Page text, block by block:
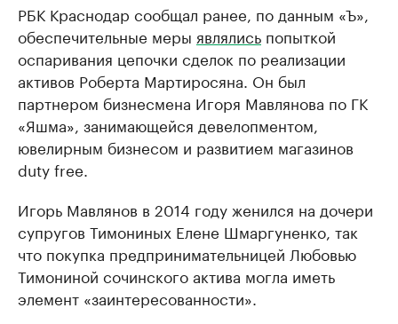
РБК Краснодар сообщал ранее, по данным «Ъ»,
обеспечительные меры являлись попыткой
оспаривания цепочки сделок по реализации
активов Роберта Мартиросяна. Он был
партнером бизнесмена Игоря Мавлянова по ГК
«Яшма», занимающейся девелопментом,
ювелирным бизнесом и развитием магазинов
duty free.
Игорь Мавлянов в 2014 году женился на дочери
супругов Тимониных Елене Шмаргуненко, так
что покупка предпринимательницей Любовью
Тимониной сочинского актива могла иметь
элемент «заинтересованности».